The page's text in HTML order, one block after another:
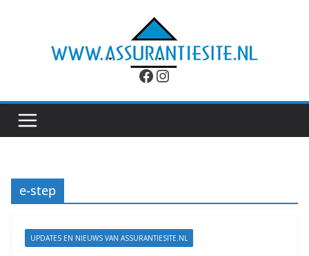
Facebook
Instagram
e-step
UPDATES EN NIEUWS VAN ASSURANTIESITE.NL